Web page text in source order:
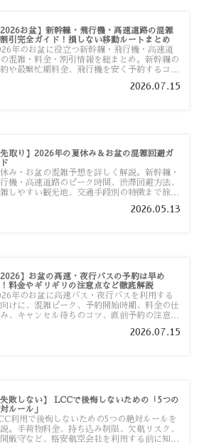
2026お盆】新幹線・飛行機・高速道路の混雑
割引完全ガイド！損しない移動ルートまとめ
年のお盆に役立つ新幹線・飛行機・高速道
混雑・料金・割引情報を総まとめ。新幹線の
や最繁忙期料金、飛行機を安く予約するコ
動方法を分かりやすく解説します。2026.07.15
先取り】2026年の夏休み＆お盆の混雑回避ガ
み・お盆の混雑予想を詳しく解説。新幹線・
機・高速道路のピーク時間、渋滞回避方法、
しやすい観光地、交通手段別の特徴まで旅行
2026.05.13
2026】お盆の高速・夜行バスの予約は早め
！料金やギリギリの注意点など徹底解説
年のお盆に高速バス・夜行バスを利用する
けに、混雑ピーク、予約開始時期、料金の仕
、キャンセル待ちのコツ、直前予約の注意点
2026.07.15
失敗しない】 LCCで後悔しないための「5つの
ルール」
利用で後悔しないための5つの絶対ルールを
。手荷物料金、持ち込み制限、欠航リスク、
間厳守など、格安航空会社を利用する前に知っ